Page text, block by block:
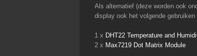
Als alternatief (deze worden ook
display ook het volgende
1 x DHT22 Temperature and
2 x Max7219 Dot Matrix Module